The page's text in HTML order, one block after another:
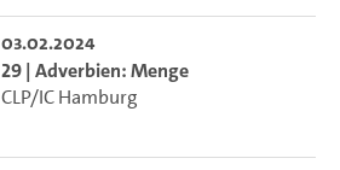
03.02.2024
29 | Adverbien: Menge
CLP/IC Hamburg